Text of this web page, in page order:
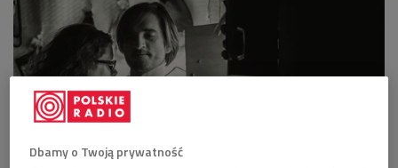
Dbamy o Twoją prywatność